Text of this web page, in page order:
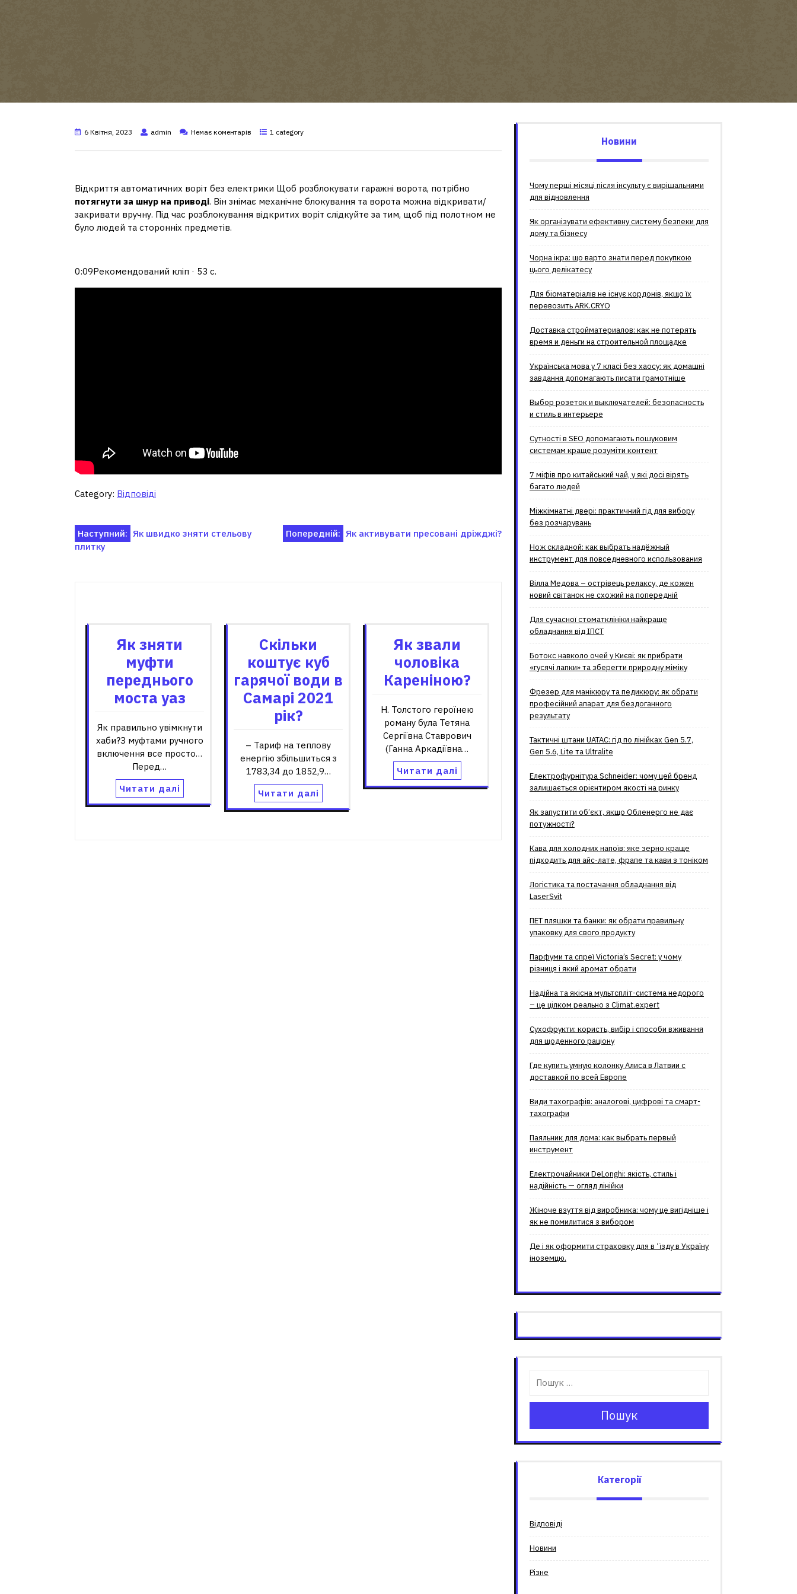
6 Квітня, 2023 admin Немає коментарів 1 category
Відкриття автоматичних воріт без електрики Щоб розблокувати гаражні ворота, потрібно
потягнути за шнур на приводі. Він знімає механічне блокування та ворота можна відкривати/
закривати вручну. Під час розблокування відкритих воріт слідкуйте за тим, щоб під полотном не
було людей та сторонніх предметів.
0:09Рекомендований кліп · 53 с.
Category: Відповіді
Навігація
Попередній: Як активувати пресовані дріжджі?
Наступний: Як швидко зняти стельову
плитку
Як зняти
муфти
переднього
моста уаз
Як правильно увімкнути
хаби?З муфтами ручного
включення все просто…
Перед…
Читати далі
Скільки
коштує куб
гарячої води в
Самарі 2021
рік?
– Тариф на теплову
енергію збільшиться з
1783,34 до 1852,9…
Читати далі
Як звали
чоловіка
Кареніною?
Н. Толстого героїнею
роману була Тетяна
Сергіївна Ставрович
(Ганна Аркадіївна…
Читати далі
Новини
Чому перші місяці після інсульту є вирішальними
для відновлення
Як організувати ефективну систему безпеки для
дому та бізнесу
Чорна ікра: що варто знати перед покупкою
цього делікатесу
Для біоматеріалів не існує кордонів, якщо їх
перевозить ARK.CRYO
Доставка стройматериалов: как не потерять
время и деньги на строительной площадке
Українська мова у 7 класі без хаосу: як домашні
завдання допомагають писати грамотніше
Выбор розеток и выключателей: безопасность
и стиль в интерьере
Сутності в SEO допомагають пошуковим
системам краще розуміти контент
7 міфів про китайський чай, у які досі вірять
багато людей
Міжкімнатні двері: практичний гід для вибору
без розчарувань
Нож складной: как выбрать надёжный
инструмент для повседневного использования
Вілла Медова – острівець релаксу, де кожен
новий світанок не схожий на попередній
Для сучасної стоматклініки найкраще
обладнання від ІПСТ
Ботокс навколо очей у Києві: як прибрати
«гусячі лапки» та зберегти природну міміку
Фрезер для манікюру та педикюру: як обрати
професійний апарат для бездоганного
результату
Тактичні штани UATAC: гід по лінійках Gen 5.7,
Gen 5.6, Lite та Ultralite
Електрофурнітура Schneider: чому цей бренд
залишається орієнтиром якості на ринку
Як запустити об’єкт, якщо Обленерго не дає
потужності?
Кава для холодних напоїв: яке зерно краще
підходить для айс-лате, фрапе та кави з тоніком
Логістика та постачання обладнання від
LaserSvit
ПЕТ пляшки та банки: як обрати правильну
упаковку для свого продукту
Парфуми та спреї Victoria’s Secret: у чому
різниця і який аромат обрати
Надійна та якісна мультспліт-система недорого
– це цілком реально з Climat.еxpert
Сухофрукти: користь, вибір і способи вживання
для щоденного раціону
Где купить умную колонку Алиса в Латвии с
доставкой по всей Европе
Види тахографів: аналогові, цифрові та смарт-
тахографи
Паяльник для дома: как выбрать первый
инструмент
Електрочайники DeLonghi: якість, стиль і
надійність — огляд лінійки
Жіноче взуття від виробника: чому це вигідніше і
як не помилитися з вибором
Де і як оформити страховку для вʼїзду в Україну
іноземцю.
Пошук
Категорії
Відповіді
Новини
Різне